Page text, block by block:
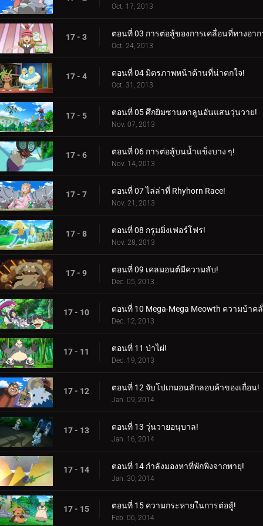
Oct. 17, 2013
17 - 3 ตอนที่ 03 การต่อสู้ของการเคลื่อนที่ทางอา
Oct. 24, 2013
17 - 4 ตอนที่ 04 มิตรภาพหน้าด้านที่น่าตกใจ!
Oct. 31, 2013
17 - 5 ตอนที่ 05 ศึกยิมซานตาลูนอันแสนวุ่นวาย!
Nov. 07, 2013
17 - 6 ตอนที่ 06 การต่อสู้บนน้ำแข็งบาง ๆ!
Nov. 14, 2013
17 - 7 ตอนที่ 07 ไล่ล่าที่ Rhyhorn Race!
Nov. 21, 2013
17 - 8 ตอนที่ 08 กรูมมิ่งเฟอร์โฟร!
Nov. 28, 2013
17 - 9 ตอนที่ 09 เคลมอนต์มีความลับ!
Dec. 05, 2013
17 - 10 ตอนที่ 10 Mega-Mega Meowth ความบ้าค
Dec. 12, 2013
17 - 11 ตอนที่ 11 ป่าไผ่!
Dec. 19, 2013
17 - 12 ตอนที่ 12 จับโปเกมอนลักลอบค้าของเถื่อน!
Jan. 09, 2014
17 - 13 ตอนที่ 13 วุ่นวายอนุบาล!
Jan. 16, 2014
17 - 14 ตอนที่ 14 กำลังมองหาที่พักพิงจากพายุ!
Jan. 30, 2014
17 - 15 ตอนที่ 15 ความกระหายในการต่อสู้!
Feb. 06, 2014